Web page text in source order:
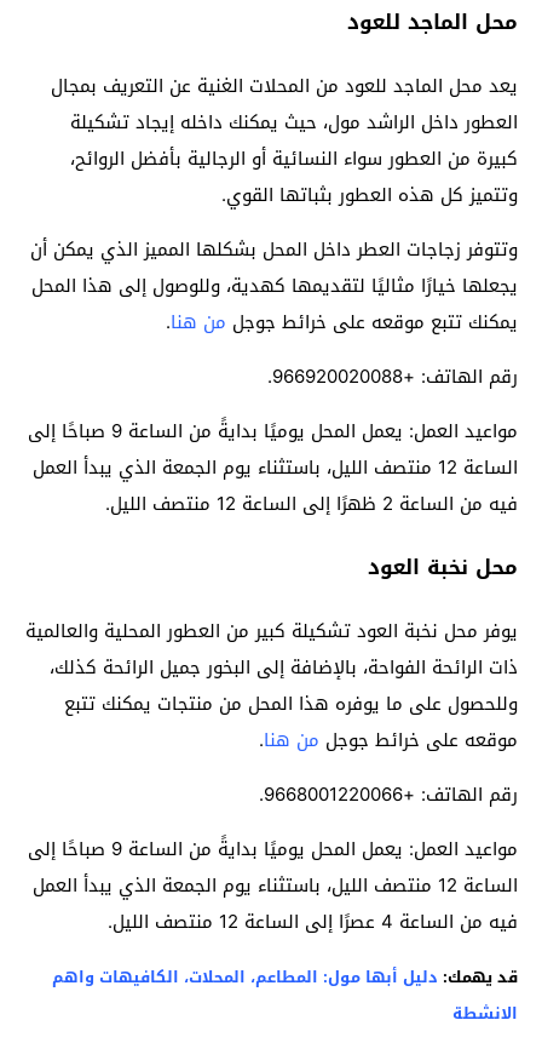
محل الماجد للعود
يعد محل الماجد للعود من المحلات الغنية عن التعريف بمجال
العطور داخل الراشد مول، حيث يمكنك داخله إيجاد تشكيلة
كبيرة من العطور سواء النسائية أو الرجالية بأفضل الروائح،
وتتميز كل هذه العطور بثباتها القوي.
وتتوفر زجاجات العطر داخل المحل بشكلها المميز الذي يمكن أن
يجعلها خيارًا مثاليًا لتقديمها كهدية، وللوصول إلى هذا المحل
يمكنك تتبع موقعه على خرائط جوجل من هنا.
رقم الهاتف: +966920020088.
مواعيد العمل: يعمل المحل يوميًا بدايةً من الساعة 9 صباحًا إلى
الساعة 12 منتصف الليل، باستثناء يوم الجمعة الذي يبدأ العمل
فيه من الساعة 2 ظهرًا إلى الساعة 12 منتصف الليل.
محل نخبة العود
يوفر محل نخبة العود تشكيلة كبير من العطور المحلية والعالمية
ذات الرائحة الفواحة، بالإضافة إلى البخور جميل الرائحة كذلك،
وللحصول على ما يوفره هذا المحل من منتجات يمكنك تتبع
موقعه على خرائط جوجل من هنا.
رقم الهاتف: +9668001220066.
مواعيد العمل: يعمل المحل يوميًا بدايةً من الساعة 9 صباحًا إلى
الساعة 12 منتصف الليل، باستثناء يوم الجمعة الذي يبدأ العمل
فيه من الساعة 4 عصرًا إلى الساعة 12 منتصف الليل.
قد يهمك: دليل أبها مول: المطاعم، المحلات، الكافيهات واهم
الانشطة